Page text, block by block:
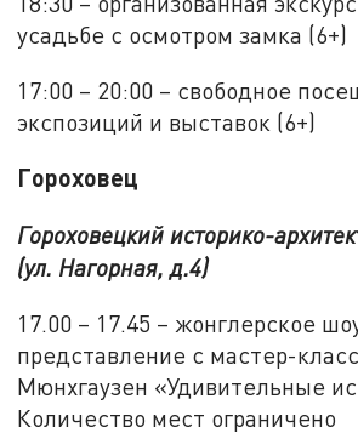
усадьбе с осмотром замка (6+)
17:00 – 20:00 – свободное
экспозиций и выставок (6+)
Гороховец
Гороховецкий историко-
(ул. Нагорная, д.4)
17.00 ­– 17.45 – жонглерское
представление с мастер-
Мюнхгаузен «Удивительные
Количество мест ограничено